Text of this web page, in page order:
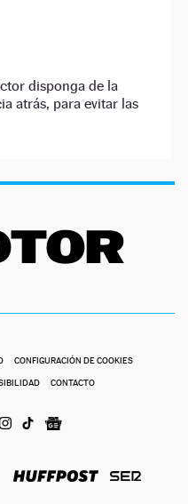
disponga de la
atrás, para evitar las
CONFIGURACIÓN DE COOKIES
CONTACTO